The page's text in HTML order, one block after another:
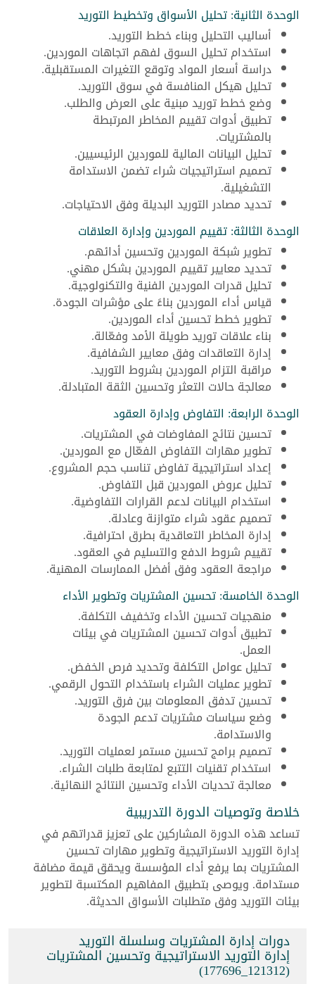
الوحدة الثانية: تحليل الأسواق وتخطيط التوريد
أساليب التحليل وبناء خطط التوريد.
استخدام تحليل السوق لفهم اتجاهات الموردين.
دراسة أسعار المواد وتوقع التغيرات المستقبلية.
تحليل هيكل المنافسة في سوق التوريد.
وضع خطط توريد مبنية على العرض والطلب.
تطبيق أدوات تقييم المخاطر المرتبطة
بالمشتريات.
تحليل البيانات المالية للموردين الرئيسيين.
تصميم استراتيجيات شراء تضمن الاستدامة
التشغيلية.
تحديد مصادر التوريد البديلة وفق الاحتياجات.
الوحدة الثالثة: تقييم الموردين وإدارة العلاقات
تطوير شبكة الموردين وتحسين أدائهم.
تحديد معايير تقييم الموردين بشكل مهني.
تحليل قدرات الموردين الفنية والتكنولوجية.
قياس أداء الموردين بناءً على مؤشرات الجودة.
تطوير خطط تحسين أداء الموردين.
بناء علاقات توريد طويلة الأمد وفعّالة.
إدارة التعاقدات وفق معايير الشفافية.
مراقبة التزام الموردين بشروط التوريد.
معالجة حالات التعثر وتحسين الثقة المتبادلة.
الوحدة الرابعة: التفاوض وإدارة العقود
تحسين نتائج المفاوضات في المشتريات.
تطوير مهارات التفاوض الفعّال مع الموردين.
إعداد استراتيجية تفاوض تناسب حجم المشروع.
تحليل عروض الموردين قبل التفاوض.
استخدام البيانات لدعم القرارات التفاوضية.
تصميم عقود شراء متوازنة وعادلة.
إدارة المخاطر التعاقدية بطرق احترافية.
تقييم شروط الدفع والتسليم في العقود.
مراجعة العقود وفق أفضل الممارسات المهنية.
الوحدة الخامسة: تحسين المشتريات وتطوير الأداء
منهجيات تحسين الأداء وتخفيف التكلفة.
تطبيق أدوات تحسين المشتريات في بيئات
العمل.
تحليل عوامل التكلفة وتحديد فرص الخفض.
تطوير عمليات الشراء باستخدام التحول الرقمي.
تحسين تدفق المعلومات بين فرق التوريد.
وضع سياسات مشتريات تدعم الجودة
والاستدامة.
تصميم برامج تحسين مستمر لعمليات التوريد.
استخدام تقنيات التتبع لمتابعة طلبات الشراء.
معالجة تحديات الأداء وتحسين النتائج النهائية.
خلاصة وتوصيات الدورة التدريبية
تساعد هذه الدورة المشاركين على تعزيز قدراتهم في
إدارة التوريد الاستراتيجية وتطوير مهارات تحسين
المشتريات بما يرفع أداء المؤسسة ويحقق قيمة مضافة
مستدامة. ويوصى بتطبيق المفاهيم المكتسبة لتطوير
بيئات التوريد وفق متطلبات الأسواق الحديثة.
دورات إدارة المشتريات وسلسلة التوريد
إدارة التوريد الاستراتيجية وتحسين المشتريات
(121312_177696)